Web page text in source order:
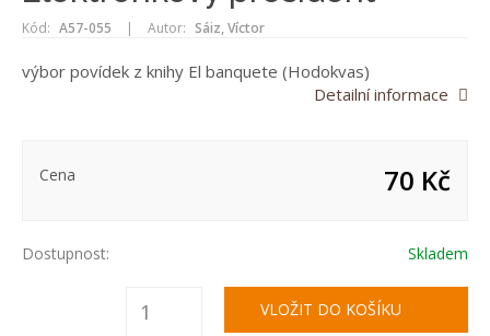
Kód: A57-055 | Autor: Sáiz, Víctor
výbor povídek z knihy El banquete (Hodokvas)
Detailní informace
Cena 70 Kč
Dostupnost: Skladem